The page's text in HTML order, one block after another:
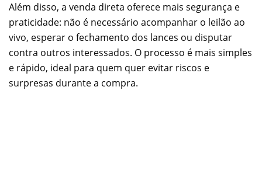
Além disso, a venda direta oferece mais segurança e
praticidade: não é necessário acompanhar o leilão ao
vivo, esperar o fechamento dos lances ou disputar
contra outros interessados. O processo é mais simples
e rápido, ideal para quem quer evitar riscos e
surpresas durante a compra.